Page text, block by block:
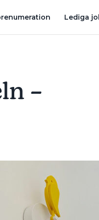
Lediga
–
GRUNDARE: ”DET BLEV EN